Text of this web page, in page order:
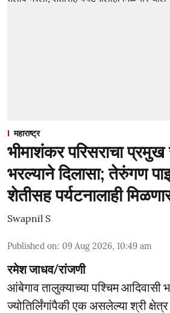
महाराष्ट्र
भीमाशंकर परिसराचा
भरल्याने दिलासा; तेरुंगण
शेतीसह पर्यटनालाही
Swapnil S
Published on: 09 Aug 2026, 10:49 am
रमेश जाधव/रांजणी
आंबेगाव तालुक्याच्या पश्चिम आदिवासी
ज्योतिर्लिंगांपैकी एक असलेल्या श्री